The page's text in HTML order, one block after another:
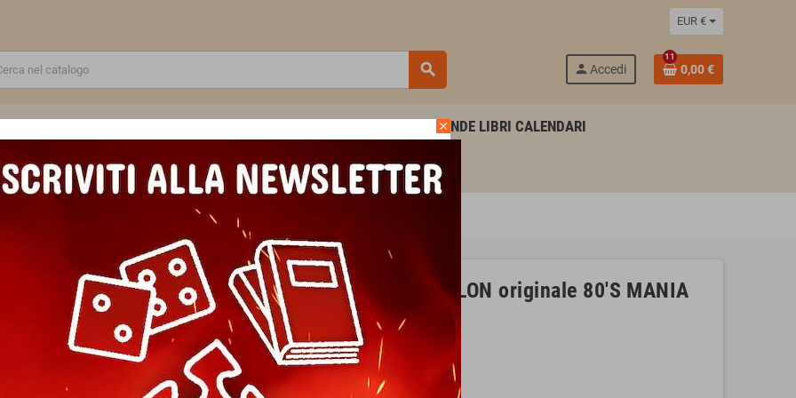
EUR €
search person Accedi
11
0,00 €
AGENDE LIBRI CALENDARI
SCUOLA E TEMPO LIBERO
PUZZLE 500 PEZZI ravensburger POLLON originale 80'S MANIA
PUZZLE 500 PEZZI ravensburger POLLON originale 80'S MANIA
Marca
Ravensburger
Riferimento
4005555016489
In magazzino
2 Articoli
EAN13
4005555016489
close